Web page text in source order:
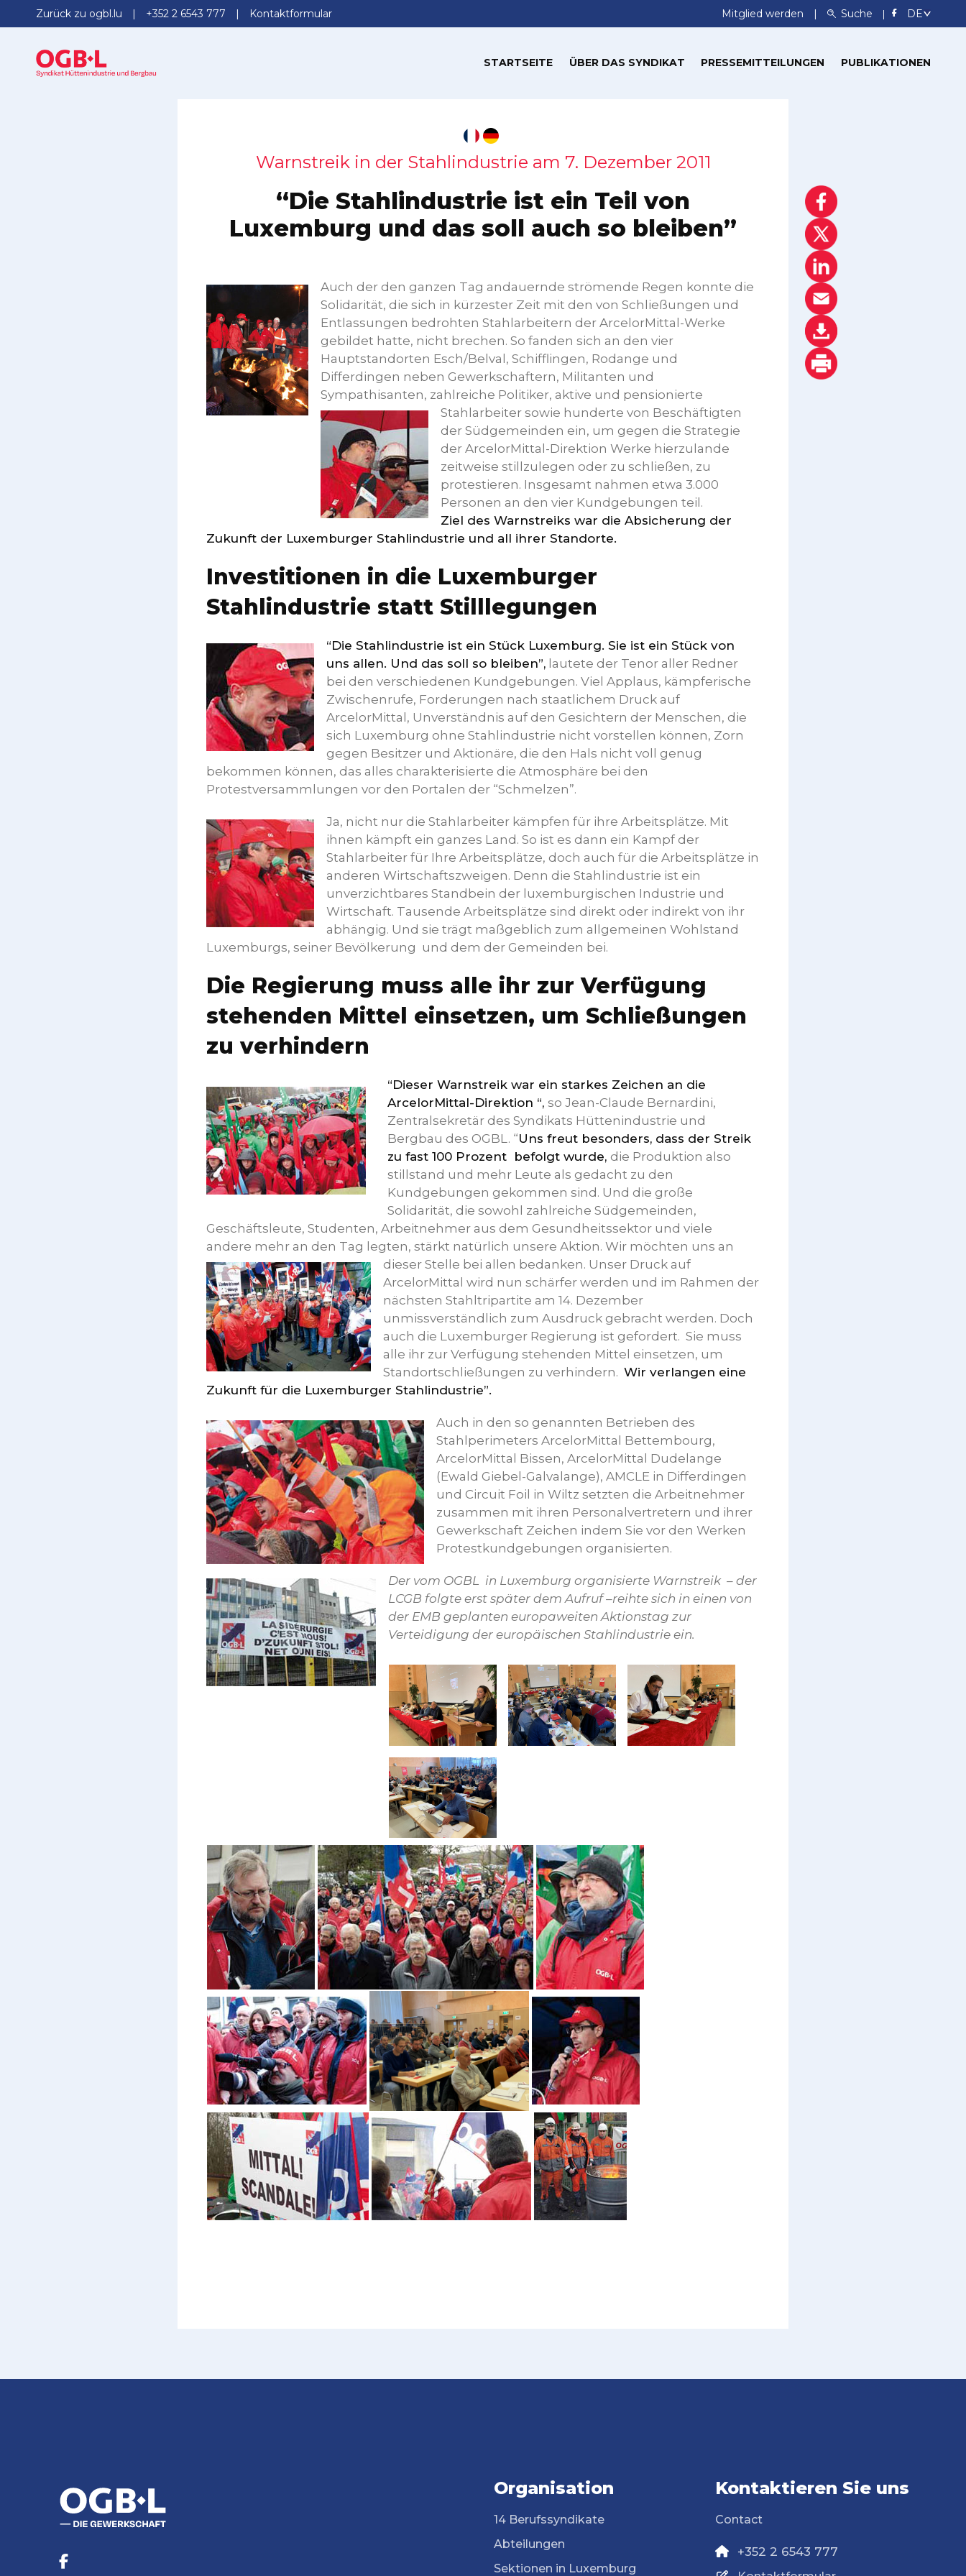
Zurück zu ogbl.lu +352 2 6543 777 Kontaktformular Mitglied werden Suche
STARTSEITE ÜBER DAS SYNDIKAT PRESSEMITTEILUNGEN PUBLIKATIONEN
Warnstreik in der Stahlindustrie am 7. Dezember 2011
“Die Stahlindustrie ist ein Teil von
Luxemburg und das soll auch so bleiben”
Auch der den ganzen Tag andauernde strömende Regen konnte die
Solidarität, die sich in kürzester Zeit mit den von Schließungen und
Entlassungen bedrohten Stahlarbeitern der ArcelorMittal-Werke
gebildet hatte, nicht brechen. So fanden sich an den vier
Hauptstandorten Esch/Belval, Schifflingen, Rodange und
Differdingen neben Gewerkschaftern, Militanten und
Sympathisanten, zahlreiche Politiker, aktive und pensionierte
Stahlarbeiter sowie hunderte von Beschäftigten
der Südgemeinden ein, um gegen die Strategie
der ArcelorMittal-Direktion Werke hierzulande
zeitweise stillzulegen oder zu schließen, zu
protestieren. Insgesamt nahmen etwa 3.000
Personen an den vier Kundgebungen teil.
Ziel des Warnstreiks war die Absicherung der
Zukunft der Luxemburger Stahlindustrie und all ihrer Standorte.
Investitionen in die Luxemburger
Stahlindustrie statt Stilllegungen
“Die Stahlindustrie ist ein Stück Luxemburg. Sie ist ein Stück von
uns allen. Und das soll so bleiben”, lautete der Tenor aller Redner
bei den verschiedenen Kundgebungen. Viel Applaus, kämpferische
Zwischenrufe, Forderungen nach staatlichem Druck auf
ArcelorMittal, Unverständnis auf den Gesichtern der Menschen, die
sich Luxemburg ohne Stahlindustrie nicht vorstellen können, Zorn
gegen Besitzer und Aktionäre, die den Hals nicht voll genug
bekommen können, das alles charakterisierte die Atmosphäre bei den
Protestversammlungen vor den Portalen der “Schmelzen”.
Ja, nicht nur die Stahlarbeiter kämpfen für ihre Arbeitsplätze. Mit
ihnen kämpft ein ganzes Land. So ist es dann ein Kampf der
Stahlarbeiter für Ihre Arbeitsplätze, doch auch für die Arbeitsplätze in
anderen Wirtschaftszweigen. Denn die Stahlindustrie ist ein
unverzichtbares Standbein der luxemburgischen Industrie und
Wirtschaft. Tausende Arbeitsplätze sind direkt oder indirekt von ihr
abhängig. Und sie trägt maßgeblich zum allgemeinen Wohlstand
Luxemburgs, seiner Bevölkerung und dem der Gemeinden bei.
Die Regierung muss alle ihr zur Verfügung
stehenden Mittel einsetzen, um Schließungen
zu verhindern
“Dieser Warnstreik war ein starkes Zeichen an die
ArcelorMittal-Direktion “, so Jean-Claude Bernardini,
Zentralsekretär des Syndikats Hüttenindustrie und
Bergbau des OGBL. “Uns freut besonders, dass der Streik
zu fast 100 Prozent befolgt wurde, die Produktion also
stillstand und mehr Leute als gedacht zu den
Kundgebungen gekommen sind. Und die große
Solidarität, die sowohl zahlreiche Südgemeinden,
Geschäftsleute, Studenten, Arbeitnehmer aus dem Gesundheitssektor und viele
andere mehr an den Tag legten, stärkt natürlich unsere Aktion. Wir möchten uns an
dieser Stelle bei allen bedanken. Unser Druck auf
ArcelorMittal wird nun schärfer werden und im Rahmen der
nächsten Stahltripartite am 14. Dezember
unmissverständlich zum Ausdruck gebracht werden. Doch
auch die Luxemburger Regierung ist gefordert. Sie muss
alle ihr zur Verfügung stehenden Mittel einsetzen, um
Standortschließungen zu verhindern. Wir verlangen eine
Zukunft für die Luxemburger Stahlindustrie”.
Auch in den so genannten Betrieben des
Stahlperimeters ArcelorMittal Bettembourg,
ArcelorMittal Bissen, ArcelorMittal Dudelange
(Ewald Giebel-Galvalange), AMCLE in Differdingen
und Circuit Foil in Wiltz setzten die Arbeitnehmer
zusammen mit ihren Personalvertretern und ihrer
Gewerkschaft Zeichen indem Sie vor den Werken
Protestkundgebungen organisierten.
Der vom OGBL in Luxemburg organisierte Warnstreik – der
LCGB folgte erst später dem Aufruf –reihte sich in einen von
der EMB geplanten europaweiten Aktionstag zur
Verteidigung der europäischen Stahlindustrie ein.
Organisation
14 Berufssyndikate
Abteilungen
Sektionen in Luxemburg
Kontaktieren Sie uns
Contact
+352 2 6543 777